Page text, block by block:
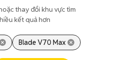
thay đổi khu vực tìm
kết quả hơn
Blade V70 Max